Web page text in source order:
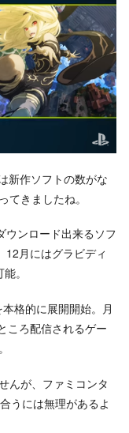
新作ソフトの数がな
きましたね。
ウンロード出来るソフ
12月にはグラビディ
。
格的に展開開始。月
ころ配信されるゲー
んが、ファミコンタ
うには無理があるよ